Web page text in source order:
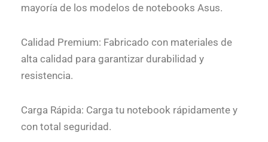
mayoría de los modelos de notebooks Asus.
Calidad Premium: Fabricado con materiales de
alta calidad para garantizar durabilidad y
resistencia.
Carga Rápida: Carga tu notebook rápidamente y
con total seguridad.